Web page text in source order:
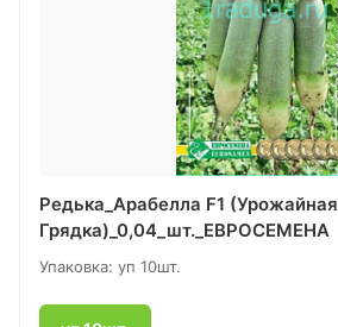
Редька_Арабелла F1 (Урожайная
Грядка)_0,04_шт._ЕВРОСЕМЕНА
Упаковка: уп 10шт.